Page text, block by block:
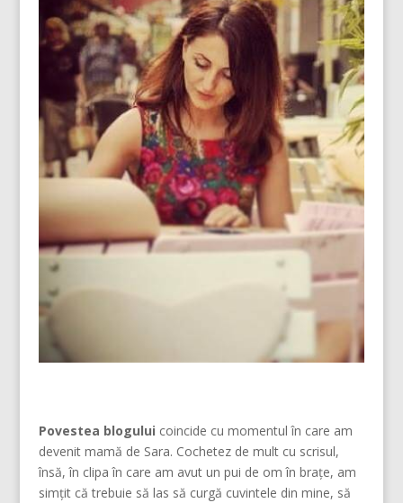
Povestea blogului coincide cu momentul în care am
devenit mamă de Sara. Cochetez de mult cu scrisul,
însă, în clipa în care am avut un pui de om în brațe, am
simțit că trebuie să las să curgă cuvintele din mine, să